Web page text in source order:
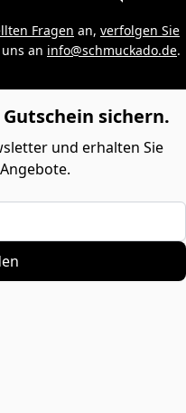
Fragen an, verfolgen Sie
an info@schmuckado.de.
sichern.
und erhalten Sie